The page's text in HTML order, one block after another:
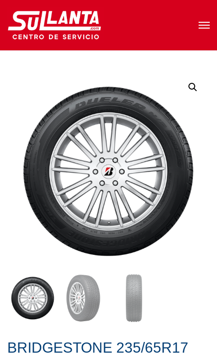
BRIDGESTONE 235/65R17